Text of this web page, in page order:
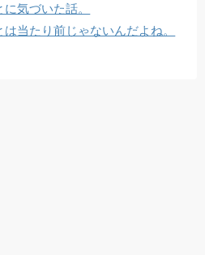
気づいた話。
当たり前じゃないんだよね。